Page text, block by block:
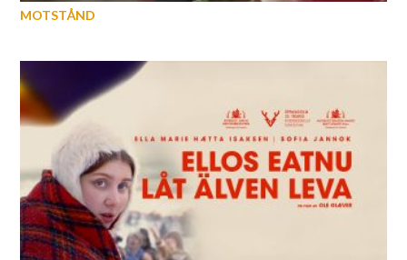
MOTSTÅND